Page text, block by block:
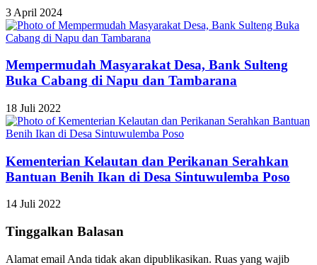
3 April 2024
Mempermudah Masyarakat Desa, Bank Sulteng
Buka Cabang di Napu dan Tambarana
18 Juli 2022
Kementerian Kelautan dan Perikanan Serahkan
Bantuan Benih Ikan di Desa Sintuwulemba Poso
14 Juli 2022
Tinggalkan Balasan
Alamat email Anda tidak akan dipublikasikan. Ruas yang wajib